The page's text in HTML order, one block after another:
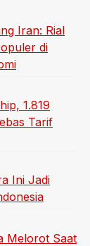
Iran: Rial
di
1.819
Tarif
Ini Jadi
Melorot Saat